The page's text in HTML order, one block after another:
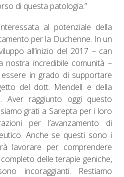
di questa patologia.”
al potenziale della
per la Duchenne. In un
all’inizio del 2017 – can
nostra incredibile comunità –
in grado di supportare
del dott. Mendell e della
Aver raggiunto oggi questo
grati a Sarepta per i loro
per l’avanzamento di
Anche se questi sono i
lavorare per comprendere
delle terapie geniche,
incoraggianti. Restiamo